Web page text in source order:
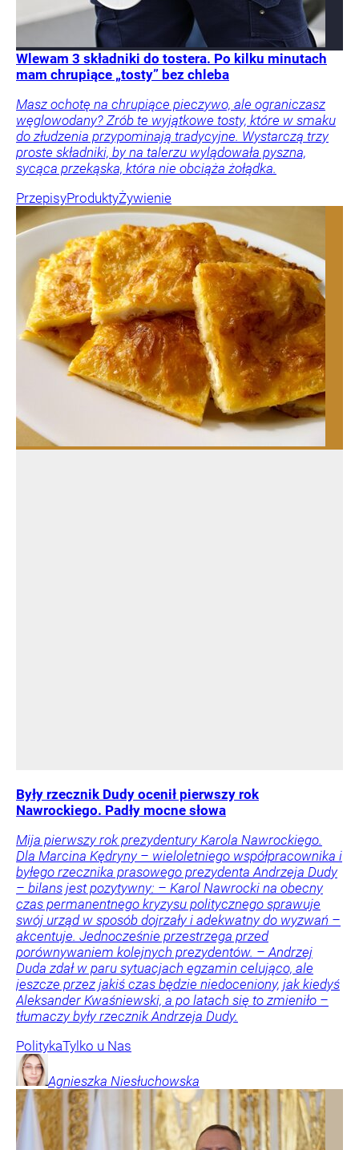
Wlewam 3 składniki do tostera. Po kilku minutach
mam chrupiące „tosty” bez chleba
Masz ochotę na chrupiące pieczywo, ale ograniczasz
węglowodany? Zrób te wyjątkowe tosty, które w smaku
do złudzenia przypominają tradycyjne. Wystarczą trzy
proste składniki, by na talerzu wylądowała pyszna,
sycąca przekąska, która nie obciąża żołądka.
PrzepisyProduktyŻywienie
Były rzecznik Dudy ocenił pierwszy rok
Nawrockiego. Padły mocne słowa
Mija pierwszy rok prezydentury Karola Nawrockiego.
Dla Marcina Kędryny – wieloletniego współpracownika i
byłego rzecznika prasowego prezydenta Andrzeja Dudy
– bilans jest pozytywny: – Karol Nawrocki na obecny
czas permanentnego kryzysu politycznego sprawuje
swój urząd w sposób dojrzały i adekwatny do wyzwań –
akcentuje. Jednocześnie przestrzega przed
porównywaniem kolejnych prezydentów. – Andrzej
Duda zdał w paru sytuacjach egzamin celująco, ale
jeszcze przez jakiś czas będzie niedoceniony, jak kiedyś
Aleksander Kwaśniewski, a po latach się to zmieniło –
tłumaczy były rzecznik Andrzeja Dudy.
PolitykaTylko u Nas
Agnieszka Niesłuchowska